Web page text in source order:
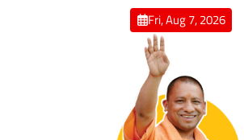
Fri, Aug 7, 2026